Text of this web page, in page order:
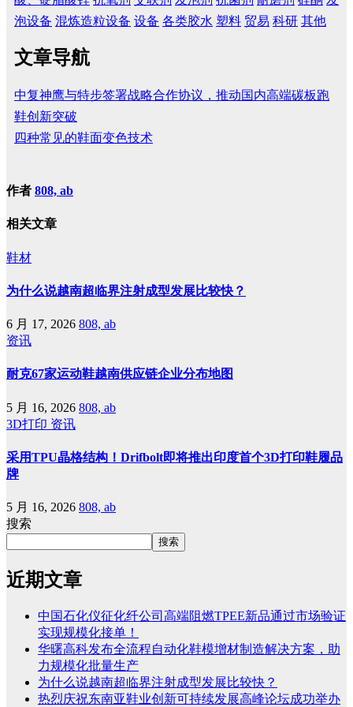
泡设备 混炼造粒设备 设备 各类胶水 塑料 贸易 科研 其他
文章导航
中复神鹰与特步签署战略合作协议，推动国内高端碳板跑
鞋创新突破
四种常见的鞋面变色技术
作者 808, ab
相关文章
鞋材
为什么说越南超临界注射成型发展比较快？
6 月 17, 2026 808, ab
资讯
耐克67家运动鞋越南供应链企业分布地图
5 月 16, 2026 808, ab
3D打印 资讯
采用TPU晶格结构！Drifbolt即将推出印度首个3D打印鞋履品
牌
5 月 16, 2026 808, ab
搜索
搜索
近期文章
中国石化仪征化纤公司高端阻燃TPEE新品通过市场验证
实现规模化接单！
华曙高科发布全流程自动化鞋模增材制造解决方案，助
力规模化批量生产
为什么说越南超临界注射成型发展比较快？
热烈庆祝东南亚鞋业创新可持续发展高峰论坛成功举办